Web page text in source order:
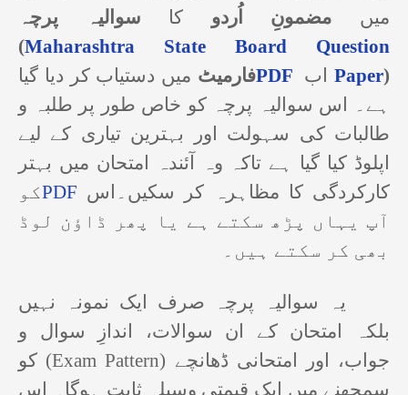
میں مضمونِ اُردو کا سوالیہ پرچہ
(Maharashtra State Board Question
Paper) اب PDFفارمیٹ میں دستیاب کر دیا گیا
ہے۔ اس سوالیہ پرچہ کو خاص طور پر طلبہ و
طالبات کی سہولت اور بہترین تیاری کے لیے
اپلوڈ کیا گیا ہے تاکہ وہ آئندہ امتحان میں بہتر
کارکردگی کا مظاہرہ کر سکیں۔اس PDFکو
آپ یہاں پڑھ سکتے ہے یا پھر ڈاؤن لوڈ
بھی کر سکتے ہیں۔
یہ سوالیہ پرچہ صرف ایک نمونہ نہیں
بلکہ امتحان کے ان سوالات، اندازِ سوال و
جواب، اور امتحانی ڈھانچے (Exam Pattern) کو
سمجھنے میں ایک قیمتی وسیلہ ثابت ہوگا۔ اس